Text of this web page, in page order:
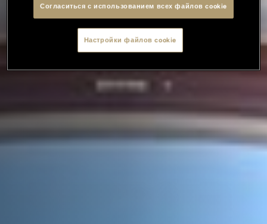
Согласиться с использованием всех файлов cookie
Настройки файлов cookie